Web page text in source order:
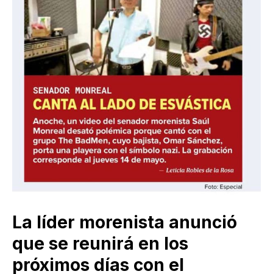
La líder morenista anunció
que se reunirá en los
próximos días con el